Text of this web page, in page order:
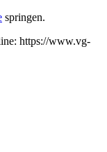
springen.
https://www.vg-